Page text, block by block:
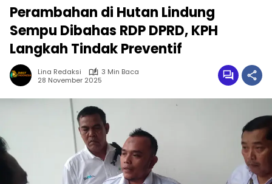
Perambahan di Hutan Lindung
Sempu Dibahas RDP DPRD, KPH
Langkah Tindak Preventif
Lina Redaksi
3 Min Baca
28 November 2025